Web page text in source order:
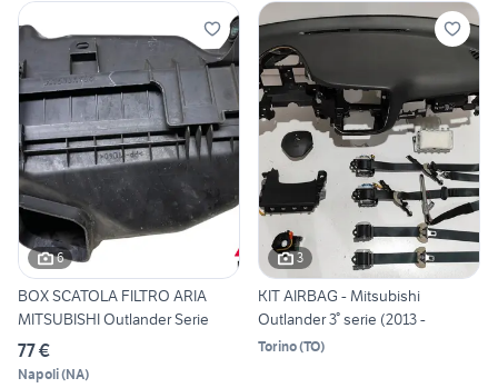
6
BOX SCATOLA FILTRO ARIA
MITSUBISHI Outlander Serie
77 €
Napoli(NA)
3
KIT AIRBAG - Mitsubishi
Outlander 3° serie (2013 -
Torino(TO)